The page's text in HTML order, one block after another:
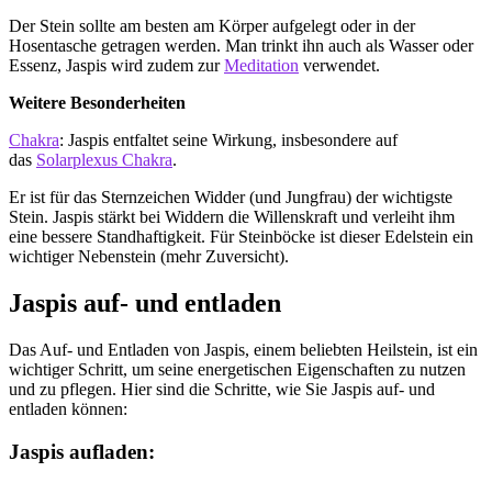
Der Stein sollte am besten am Körper aufgelegt oder in der
Hosentasche getragen werden. Man trinkt ihn auch als Wasser oder
Essenz, Jaspis wird zudem zurMeditation verwendet.
Weitere Besonderheiten
Chakra: Jaspis entfaltet seine Wirkung, insbesondere auf
das Solarplexus Chakra.
Er ist für das Sternzeichen Widder (und Jungfrau) der wichtigste
Stein. Jaspis stärkt bei Widdern die Willenskraft und verleiht ihm
eine bessere Standhaftigkeit. Für Steinböcke ist dieser Edelstein ein
wichtiger Nebenstein (mehr Zuversicht).
Jaspis auf- und entladen
Das Auf- und Entladen von Jaspis, einem beliebten Heilstein, ist ein
wichtiger Schritt, um seine energetischen Eigenschaften zu nutzen
und zu pflegen. Hier sind die Schritte, wie Sie Jaspis auf- und
entladen können:
Jaspis aufladen: